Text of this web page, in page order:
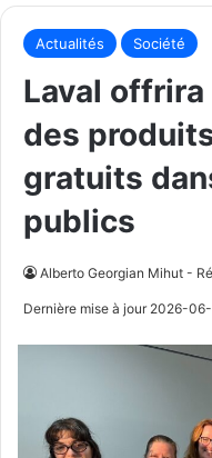
Actualités Société
Laval
des
gratuits
publics
Alberto Georgian Mihut -
Dernière mise à jour 2026-